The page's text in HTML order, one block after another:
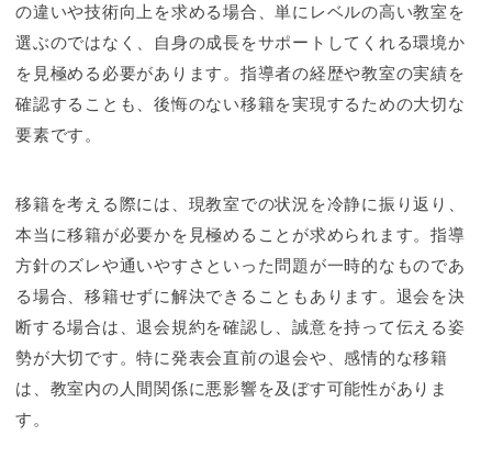
の違いや技術向上を求める場合、単にレベルの高い教室を
選ぶのではなく、自身の成長をサポートしてくれる環境か
を見極める必要があります。指導者の経歴や教室の実績を
確認することも、後悔のない移籍を実現するための大切な
要素です。
移籍を考える際には、現教室での状況を冷静に振り返り、
本当に移籍が必要かを見極めることが求められます。指導
方針のズレや通いやすさといった問題が一時的なものであ
る場合、移籍せずに解決できることもあります。退会を決
断する場合は、退会規約を確認し、誠意を持って伝える姿
勢が大切です。特に発表会直前の退会や、感情的な移籍
は、教室内の人間関係に悪影響を及ぼす可能性がありま
す。